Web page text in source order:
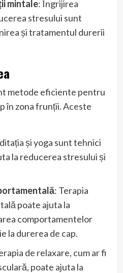
mintale: Îngrijirea
stresului sunt
și tratamentul durerii
metode eficiente pentru
în zona frunții. Aceste
și yoga sunt tehnici
la reducerea stresului și
: Terapia
poate ajuta la
comportamentelor
la durerea de cap.
de relaxare, cum ar fi
poate ajuta la